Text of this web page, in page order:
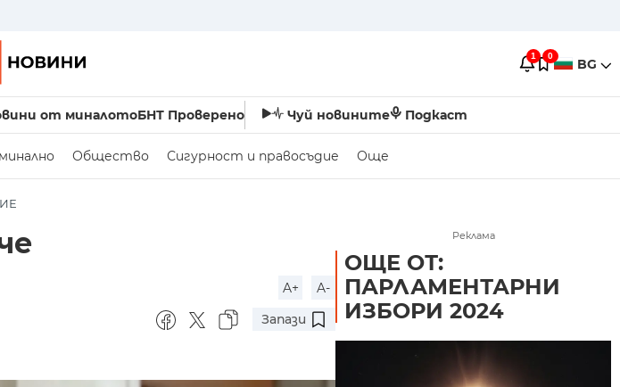
1 0 BG
от миналотоБНТ Проверено Чуй новините Подкаст
Общество Сигурност и правосъдие Още
A+
A-
Запази
Реклама
ОЩЕ ОТ:
ПАРЛАМЕНТАРНИ
ИЗБОРИ 2024